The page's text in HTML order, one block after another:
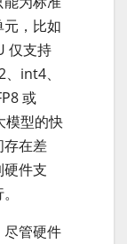
，比如
仅支持
int4、
或
模型的快
存在差
件支
尽管硬件